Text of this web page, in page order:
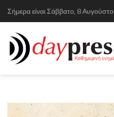
Σήμερα είναι Σάββατο, 8